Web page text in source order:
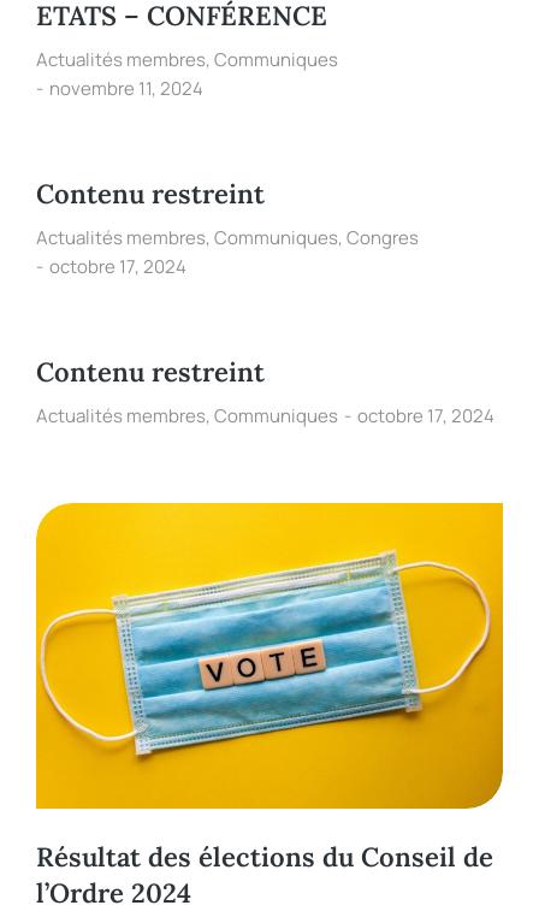
ETATS – CONFÉRENCE
Actualités membres, Communiques
novembre 11, 2024
Contenu restreint
Actualités membres, Communiques, Congres
octobre 17, 2024
Contenu restreint
Actualités membres, Communiques octobre 17, 2024
Résultat des élections du Conseil de
l’Ordre 2024